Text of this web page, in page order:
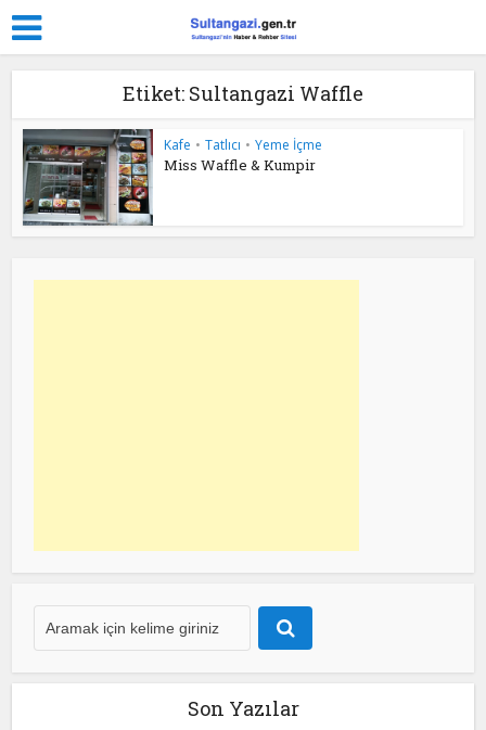
Etiket: Sultangazi Waffle
Kafe • Tatlıcı • Yeme İçme
Miss Waffle & Kumpir
Son Yazılar